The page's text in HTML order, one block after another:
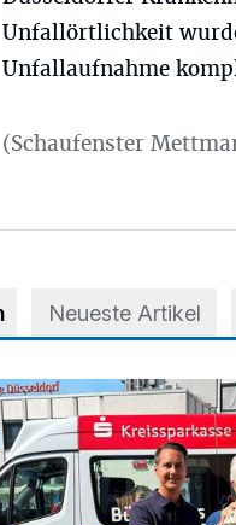
Unfallörtlichkeit
Unfallaufnahme
(Schaufenster
Neueste Artikel